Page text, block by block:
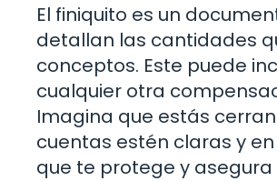
El finiquito es un
detallan las cantidades
conceptos. Este puede
cualquier otra
Imagina que estás
cuentas estén claras y
que te protege y